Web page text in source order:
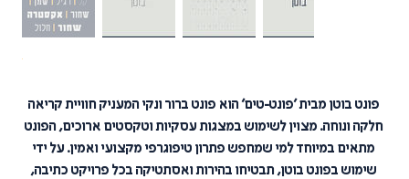
פונט בוטן מבית ׳פונט-טים׳ הוא פונט ברור ונקי המעניק חוויית קריאה
חלקה ונוחה. מצוין לשימוש במצגות עסקיות וטקסטים ארוכים, הפונט
מתאים במיוחד למי שמחפש פתרון טיפוגרפי מקצועי ואמין. על ידי
שימוש בפונט בוטן, תבטיחו בהירות ואסתטיקה בכל פרויקט כתיבה,